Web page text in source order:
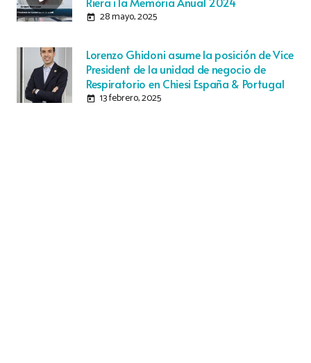
today 28 mayo, 2025
Lorenzo Ghidoni asume la posición de Vice
President de la unidad de negocio de
Respiratorio en Chiesi España & Portugal
today 13 febrero, 2025